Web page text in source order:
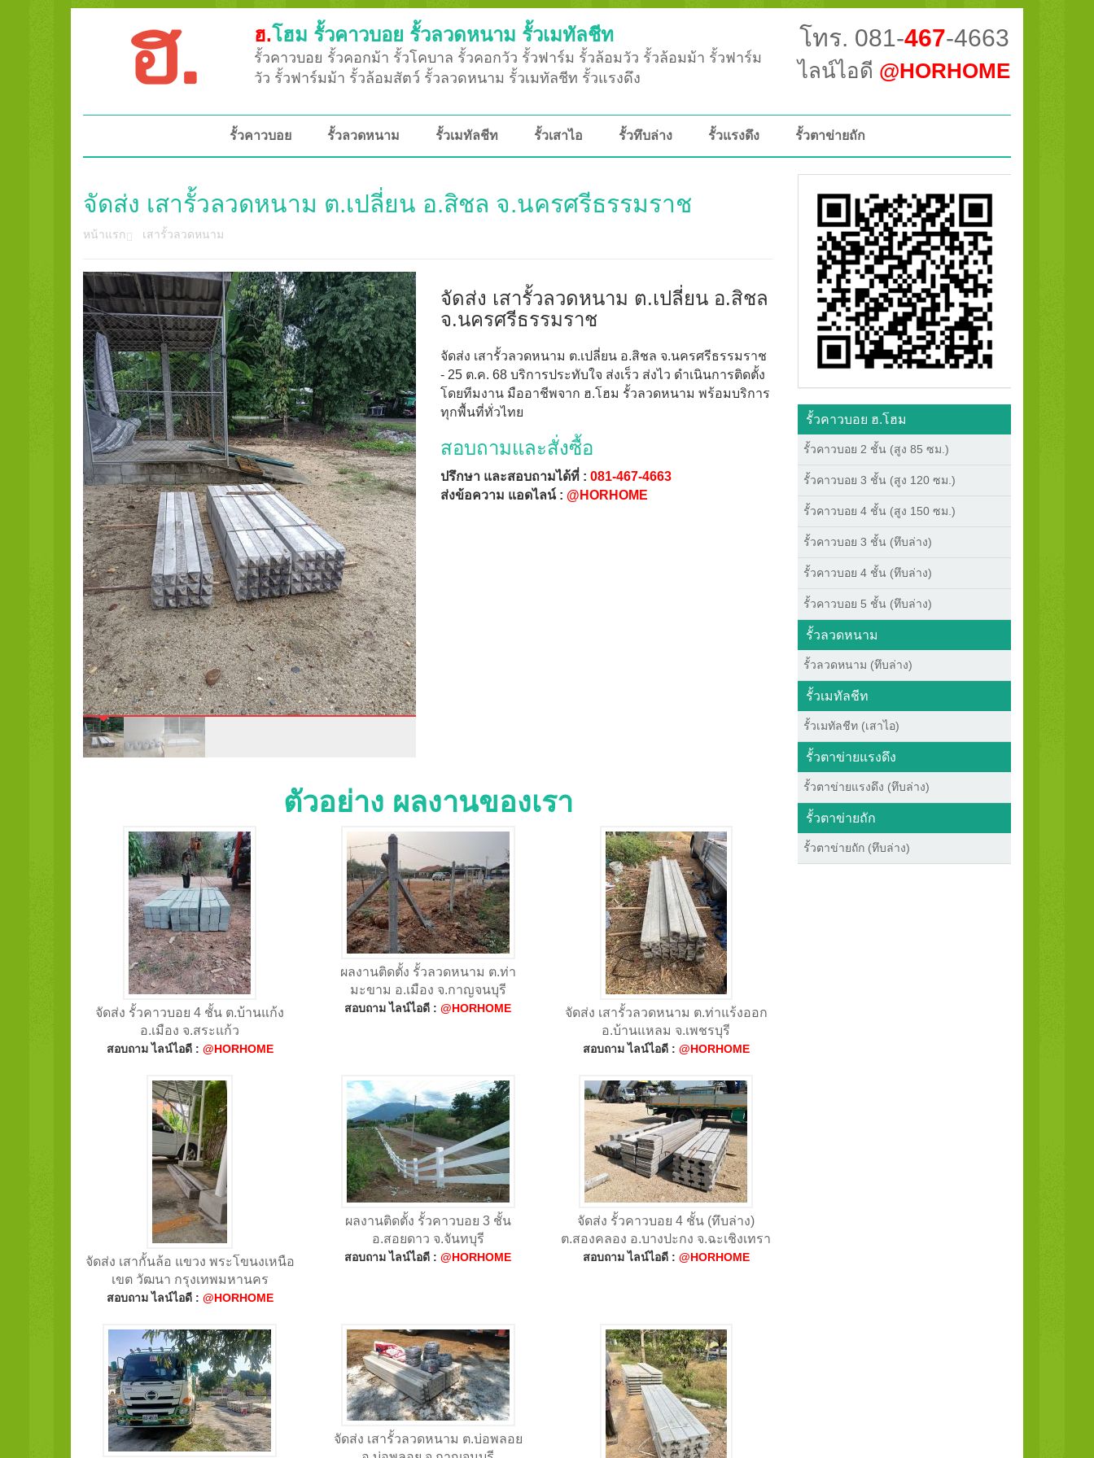
ฮ.โฮม รั้วคาวบอย รั้วลวดหนาม รั้วเมทัลชีท
รั้วคาวบอย รั้วคอกม้า รั้วโคบาล รั้วคอกวัว รั้วฟาร์ม รั้วล้อมวัว รั้วล้อมม้า รั้วฟาร์ม
วัว รั้วฟาร์มม้า รั้วล้อมสัตว์ รั้วลวดหนาม รั้วเมทัลชีท รั้วแรงดึง
โทร. 081-467-4663
ไลน์ไอดี @HORHOME
รั้วคาวบอย รั้วลวดหนาม รั้วเมทัลชีท รั้วเสาไอ รั้วทึบล่าง รั้วแรงดึง รั้วตาข่ายถัก
จัดส่ง เสารั้วลวดหนาม ต.เปลี่ยน อ.สิชล จ.นครศรีธรรมราช
หน้าแรก เสารั้วลวดหนาม
จัดส่ง เสารั้วลวดหนาม ต.เปลี่ยน อ.สิชล
จ.นครศรีธรรมราช
จัดส่ง เสารั้วลวดหนาม ต.เปลี่ยน อ.สิชล จ.นครศรีธรรมราช
- 25 ต.ค. 68 บริการประทับใจ ส่งเร็ว ส่งไว ดำเนินการติดตั้ง
โดยทีมงาน มืออาชีพจาก ฮ.โฮม รั้วลวดหนาม พร้อมบริการ
ทุกพื้นที่ทั่วไทย
สอบถามและสั่งซื้อ
ปรึกษา และสอบถามได้ที่ : 081-467-4663
ส่งข้อความ แอดไลน์ : @HORHOME
ตัวอย่าง ผลงานของเรา
จัดส่ง รั้วคาวบอย 4 ชั้น ต.บ้านแก้ง
อ.เมือง จ.สระแก้ว
สอบถาม ไลน์ไอดี : @HORHOME
ผลงานติดตั้ง รั้วลวดหนาม ต.ท่า
มะขาม อ.เมือง จ.กาญจนบุรี
สอบถาม ไลน์ไอดี :@HORHOME
จัดส่ง เสารั้วลวดหนาม ต.ท่าแร้งออก
อ.บ้านแหลม จ.เพชรบุรี
สอบถาม ไลน์ไอดี : @HORHOME
จัดส่ง เสากั้นล้อ แขวง พระโขนงเหนือ
เขต วัฒนา กรุงเทพมหานคร
สอบถาม ไลน์ไอดี : @HORHOME
ผลงานติดตั้ง รั้วคาวบอย 3 ชั้น
อ.สอยดาว จ.จันทบุรี
สอบถาม ไลน์ไอดี :@HORHOME
จัดส่ง รั้วคาวบอย 4 ชั้น (ทึบล่าง)
ต.สองคลอง อ.บางปะกง จ.ฉะเชิงเทรา
สอบถาม ไลน์ไอดี : @HORHOME
จัดส่ง เสารั้วลวดหนาม ต.บ่อพลอย
รั้วคาวบอย ฮ.โฮม
รั้วคาวบอย 2 ชั้น (สูง 85 ซม.)
รั้วคาวบอย 3 ชั้น (สูง 120 ซม.)
รั้วคาวบอย 4 ชั้น (สูง 150 ซม.)
รั้วคาวบอย 3 ชั้น (ทึบล่าง)
รั้วคาวบอย 4 ชั้น (ทึบล่าง)
รั้วคาวบอย 5 ชั้น (ทึบล่าง)
รั้วลวดหนาม
รั้วลวดหนาม (ทึบล่าง)
รั้วเมทัลชีท
รั้วเมทัลชีท (เสาไอ)
รั้วตาข่ายแรงดึง
รั้วตาข่ายแรงดึง (ทึบล่าง)
รั้วตาข่ายถัก
รั้วตาข่ายถัก (ทึบล่าง)